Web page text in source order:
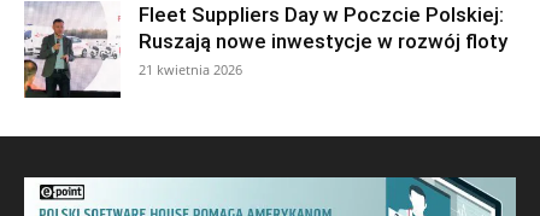
Fleet Suppliers Day w Poczcie Polskiej:
Ruszają nowe inwestycje w rozwój floty
21 kwietnia 2026